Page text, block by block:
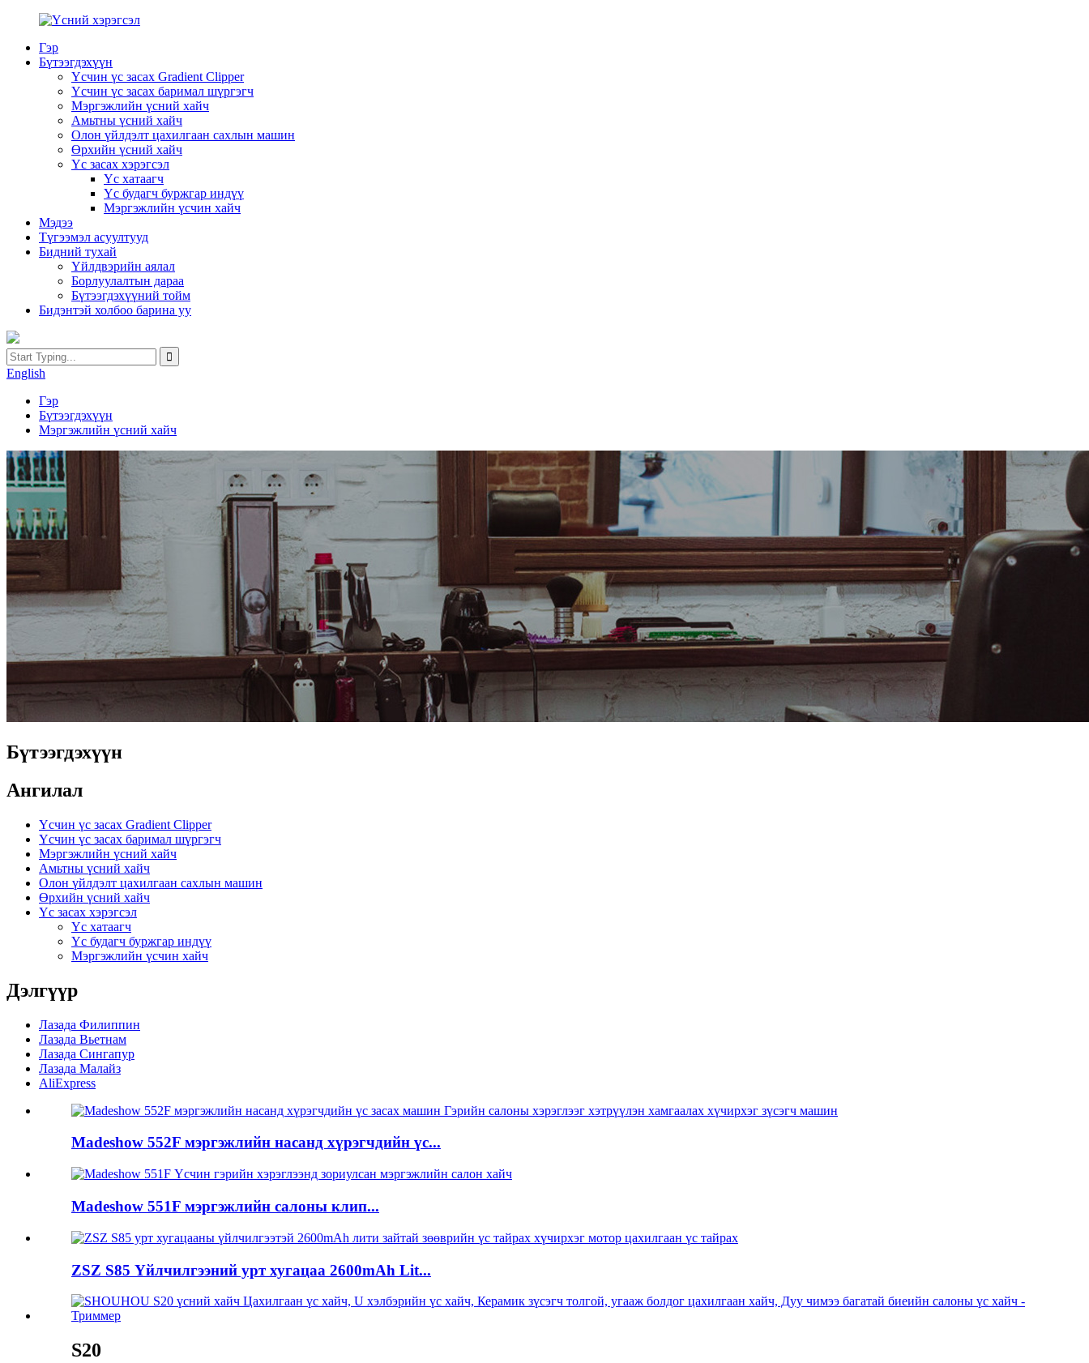
Гэр
Бүтээгдэхүүн
Үсчин үс засах Gradient Clipper
Үсчин үс засах баримал шүргэгч
Мэргэжлийн үсний хайч
Амьтны үсний хайч
Олон үйлдэлт цахилгаан сахлын машин
Өрхийн үсний хайч
Үс засах хэрэгсэл
Үс хатаагч
Үс будагч буржгар индүү
Мэргэжлийн үсчин хайч
Мэдээ
Түгээмэл асуултууд
Бидний тухай
Үйлдвэрийн аялал
Борлуулалтын дараа
Бүтээгдэхүүний тойм
Бидэнтэй холбоо барина уу
English
Гэр
Бүтээгдэхүүн
Мэргэжлийн үсний хайч
Бүтээгдэхүүн
Ангилал
Үсчин үс засах Gradient Clipper
Үсчин үс засах баримал шүргэгч
Мэргэжлийн үсний хайч
Амьтны үсний хайч
Олон үйлдэлт цахилгаан сахлын машин
Өрхийн үсний хайч
Үс засах хэрэгсэл
Үс хатаагч
Үс будагч буржгар индүү
Мэргэжлийн үсчин хайч
Дэлгүүр
Лазада Филиппин
Лазада Вьетнам
Лазада Сингапур
Лазада Малайз
AliExpress
Madeshow 552F мэргэжлийн насанд хүрэгчдийн үс...
Madeshow 551F мэргэжлийн салоны клип...
ZSZ S85 Үйлчилгээний урт хугацаа 2600mAh Lit...
S20